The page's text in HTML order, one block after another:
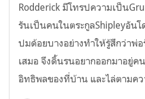
Rodderick มีโทรปความเป็น
รันเป็นคนในตระกูลShipleyอันโ
ปมด้อยบางอย่างทำให้รู้สึกว่าพ่
เสมอ จึงดิ้นรนอยากออกมาอยู่ค
อิทธิพลของที่บ้าน และไล่ตามค